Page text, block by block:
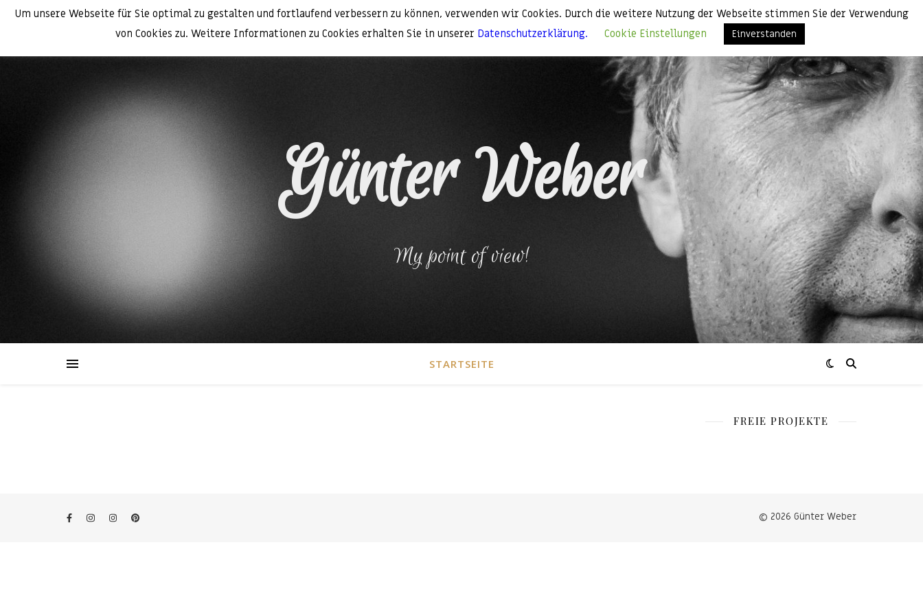
Günter Weber
My point of view!
STARTSEITE
FREIE PROJEKTE
© 2026 Günter Weber
Um unsere Webseite für Sie optimal zu gestalten und fortlaufend verbessern zu können, verwenden wir Cookies. Durch die weitere Nutzung der Webseite stimmen Sie der Verwendung
von Cookies zu. Weitere Informationen zu Cookies erhalten Sie in unserer Datenschutzerklärung. Cookie Einstellungen Einverstanden